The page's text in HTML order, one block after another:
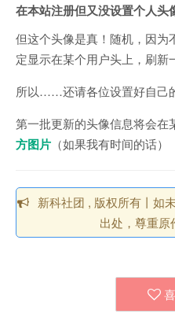
在本站注册但又没设置个人
但这个头像是真！随机，因为
定显示在某个用户头上，刷新
所以……还请各位设置好自己
第一批更新的头像信息将会在
方图片 （如果我有时间的话）
新科社团 , 版权所有丨如
出处，尊重原